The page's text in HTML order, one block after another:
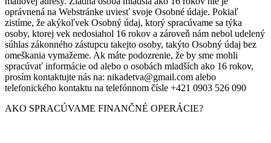
oprávnená na Webstránke uviesť svoje Osobné údaje. Pokiaľ
zistíme, že akýkoľvek Osobný údaj, ktorý spracúvame sa týka
osoby, ktorej vek nedosiahol 16 rokov a zároveň nám nebol udelený
súhlas zákonného zástupcu takejto osoby, takýto Osobný údaj bez
omeškania vymažeme. Ak máte podozrenie, že by sme mohli
spracúvať informácie od alebo o osobách mladších ako 16 rokov,
prosím kontaktujte nás na: nikadetva@gmail.com alebo
telefonického kontaktu na telefónnom čísle +421 0903 526 090
AKO SPRACÚVAME FINANČNÉ OPERÁCIE?